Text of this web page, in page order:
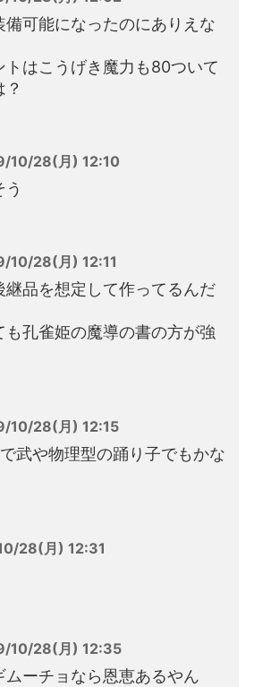
備可能になったのにありえな
トはこうげき魔力も80ついて
10/28(月) 12:10
う
10/28(月) 12:11
継品を想定して作ってるんだ
も孔雀姫の魔導の書の方が強
10/28(月) 12:15
武や物理型の踊り子でもかな
28(月) 12:31
10/28(月) 12:35
ムーチョなら恩恵あるやん